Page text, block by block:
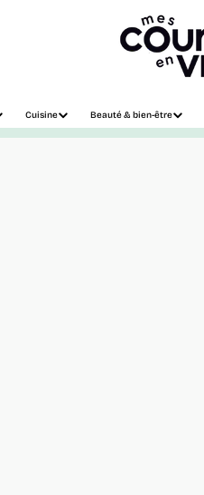
Cuisine Beauté & bien-être